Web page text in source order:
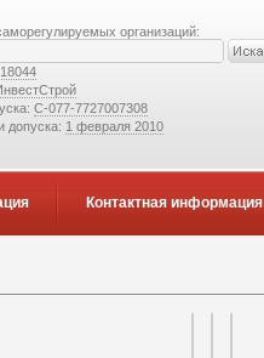
организаций:
С-077-7727007308
допуска: 1 февраля 2010
Контактная информация